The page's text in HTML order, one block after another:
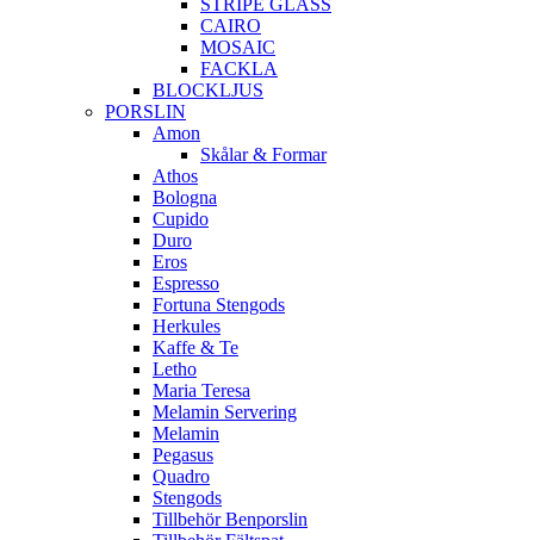
STRIPE GLASS
CAIRO
MOSAIC
FACKLA
BLOCKLJUS
PORSLIN
Amon
Skålar & Formar
Athos
Bologna
Cupido
Duro
Eros
Espresso
Fortuna Stengods
Herkules
Kaffe & Te
Letho
Maria Teresa
Melamin Servering
Melamin
Pegasus
Quadro
Stengods
Tillbehör Benporslin